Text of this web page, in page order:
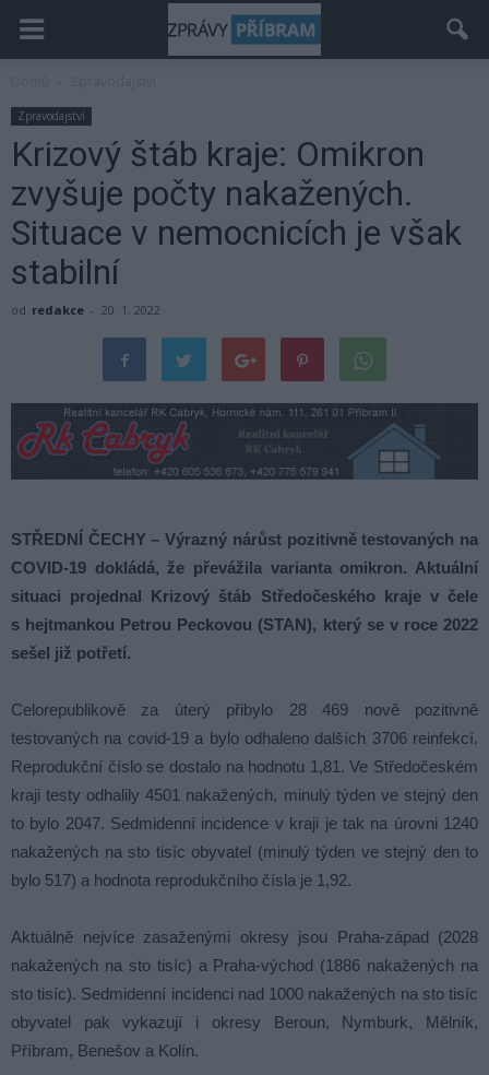
Zpravodajství
Krizový štáb kraje: Omikron
zvyšuje počty nakažených.
Situace v nemocnicích je však
stabilní
od redakce - 20. 1. 2022
STŘEDNÍ ČECHY – Výrazný nárůst pozitivně testovaných na
COVID-19 dokládá, že převážila varianta omikron. Aktuální
situaci projednal Krizový štáb Středočeského kraje v čele
s hejtmankou Petrou Peckovou (STAN), který se v roce 2022
sešel již potřetí.
Celorepublikově za úterý přibylo 28 469 nově pozitivně
testovaných na covid-19 a bylo odhaleno dalších 3706 reinfekcí.
Reprodukční číslo se dostalo na hodnotu 1,81. Ve Středočeském
kraji testy odhalily 4501 nakažených, minulý týden ve stejný den
to bylo 2047. Sedmidenní incidence v kraji je tak na úrovni 1240
nakažených na sto tisíc obyvatel (minulý týden ve stejný den to
bylo 517) a hodnota reprodukčního čísla je 1,92.
Aktuálně nejvíce zasaženými okresy jsou Praha-západ (2028
nakažených na sto tisíc) a Praha-východ (1886 nakažených na
sto tisíc). Sedmidenní incidenci nad 1000 nakažených na sto tisíc
obyvatel pak vykazují i okresy Beroun, Nymburk, Mělník,
Příbram, Benešov a Kolín.